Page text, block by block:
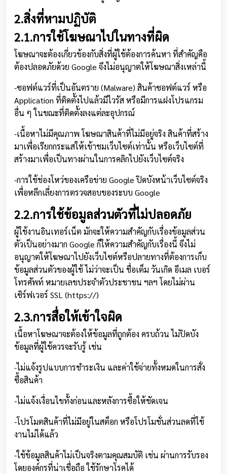
2.สิ่งที่หามปฏิบัติ
2.1.การใช้โฆษณาไปในทางที่ผิด
โฆษณาจะต้องเกี่ยวข้องกับสิ่งที่ผู้ใช้ต้องการค้นหา ที่สำคัญคือ
ต้องปลอดภัยด้วย Google จึงไม่อนุญาตให้โฆษณาสิ่งเหล่านี้
-ซอฟต์แวร์ที่เป็นอันตราย (Malware) สินค้าซอฟต์แวร์ หรือ
Application ที่ติดตั้งไปแล้วมีไวรัส หรือมีการแฝงโปรแกรม
อื่น ๆ ในขณะที่ติดตั้งลงแต่ละอุปกรณ์
-เนื้อหาไม่มีคุณภาพ โฆษณาสินค้าที่ไม่มีอยู่จริง สินค้าที่สร้าง
มาเพื่อเรียกกระแสให้เข้าชมเว็บไซต์เท่านั้น หรือเว็บไซต์ที่
สร้างมาเพื่อเป็นทางผ่านในการคลิกไปยังเว็บไซต์จริง
-การใช้ช่องโหว่ของเครือข่าย Google ปิดบังหน้าเว็บไซต์จริง
เพื่อหลีกเลี่ยงการตรวจสอบของระบบ Google
2.2.การใช้ข้อมูลส่วนตัวที่ไม่ปลอดภัย
ผู้ใช้งานอินเทอร์เน็ต มักจะให้ความสำคัญกับเรื่องข้อมูลส่วน
ตัวเป็นอย่างมาก Google ก็ให้ความสำคัญกับเรื่องนี้ จึงไม่
อนุญาตให้โฆษณาไปยังเว็บไซต์หรือปลายทางที่ต้องการเก็บ
ข้อมูลส่วนตัวของผู้ใช้ ไม่ว่าจะเป็น ชื่อเต็ม วันเกิด อีเมล เบอร์
โทรศัพท์ หมายเลขประจำตัวประชาชน ฯลฯ โดยไม่ผ่าน
เซิร์ฟเวอร์ SSL (https://)
2.3.การสื่อให้เข้าใจผิด
เนื้อหาโฆษณาจะต้องให้ข้อมูลที่ถูกต้อง ครบถ้วน ไม่ปิดบัง
ข้อมูลที่ผู้ใช้ควรจะรับรู้ เช่น
-ไม่แจ้งรูปแบบการชำระเงิน และค่าใช้จ่ายทั้งหมดในการสั่ง
ซื้อสินค้า
-ไม่แจ้งเงื่อนไขทั้งก่อนและหลังการซื้อให้ชัดเจน
-โปรโมตสินค้าที่ไม่มีอยู่ในสต็อก หรือโปรโมชั่นส่วนลดที่ใช้
งานไม่ได้แล้ว
-ใช้ข้อมูลสินค้าไม่เป็นจริงตามคุณสมบัติ เช่น ผ่านการรับรอง
โดยองค์กรที่น่าเชื่อถือ ใช้รักษาโรคได้